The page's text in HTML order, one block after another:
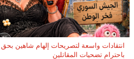
انتقادات واسعة لتصريحات إلهام شاهين
باحترام تضحيات المقاتلين